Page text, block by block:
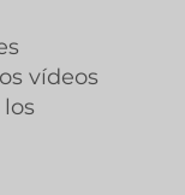
vídeos